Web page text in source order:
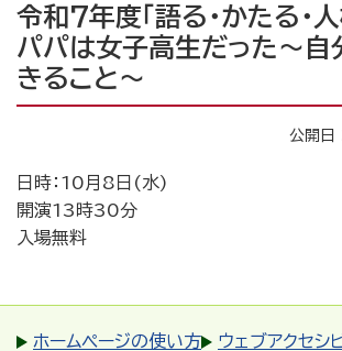
令和7年度「語る・かたる・人
パパは女子高生だった～自
きること～
公開
日時：10月8日(水)
開演13時30分
入場無料
ホームページの使い方
ウェブアクセシ